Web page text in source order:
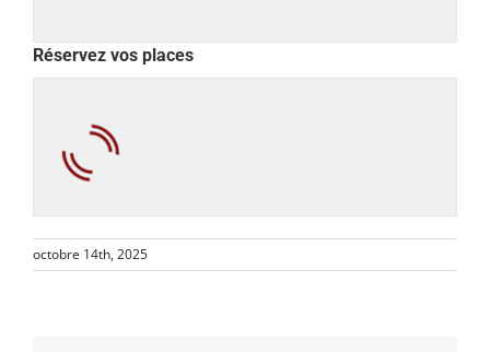
Réservez vos places
octobre 14th, 2025